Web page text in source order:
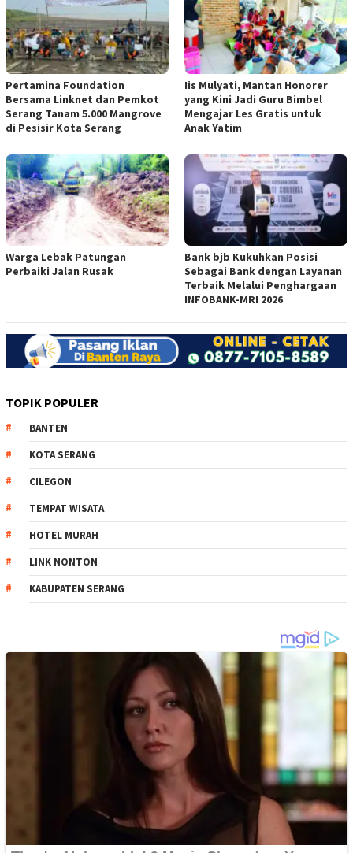
Pertamina Foundation
Bersama Linknet dan Pemkot
Serang Tanam 5.000 Mangrove
di Pesisir Kota Serang
Iis Mulyati, Mantan Honorer
yang Kini Jadi Guru Bimbel
Mengajar Les Gratis untuk
Anak Yatim
Warga Lebak Patungan
Perbaiki Jalan Rusak
Bank bjb Kukuhkan Posisi
Sebagai Bank dengan Layanan
Terbaik Melalui Penghargaan
INFOBANK-MRI 2026
TOPIK POPULER
BANTEN
KOTA SERANG
CILEGON
TEMPAT WISATA
HOTEL MURAH
LINK NONTON
KABUPATEN SERANG